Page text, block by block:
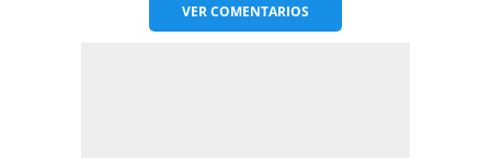
VERCOMENTARIOS